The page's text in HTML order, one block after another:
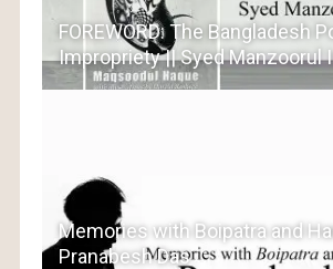
FOREWORD: The Bangladesh
Impropriety || Syed Manzoorul
Memories with Boipatra and
Pranabesh Das